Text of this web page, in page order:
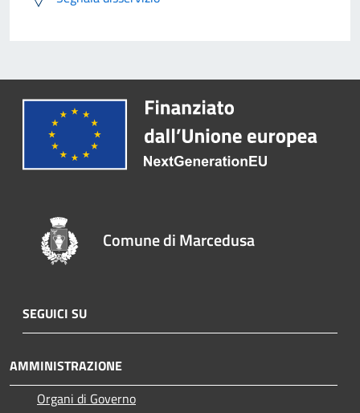
Comune di Marcedusa
SEGUICI SU
AMMINISTRAZIONE
Organi di Governo